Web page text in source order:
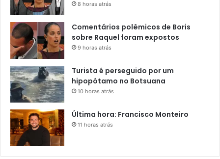
8 horas atrás
Comentários polêmicos de Boris
sobre Raquel foram expostos
9 horas atrás
Turista é perseguido por um
hipopótamo no Botsuana
10 horas atrás
Última hora: Francisco Monteiro
11 horas atrás